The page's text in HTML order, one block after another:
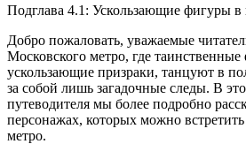
Подглава 4.1: Ускользающие фигуры в
Добро пожаловать, уважаемые
Московского метро, где
ускользающие призраки, танцуют в
за собой лишь загадочные следы. В
путеводителя мы более подробно
персонажах, которых можно
метро.